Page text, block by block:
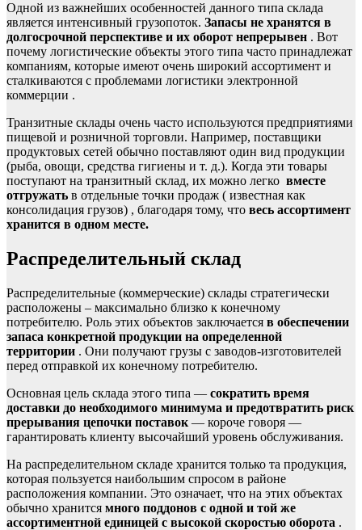
Одной из важнейших особенностей данного типа склада
является интенсивный грузопоток. Запасы не хранятся в
долгосрочной перспективе и их оборот непрерывен . Вот
почему логистические объекты этого типа часто принадлежат
компаниям, которые имеют очень широкий ассортимент и
сталкиваются с проблемами логистики электронной
коммерции .
Транзитные склады очень часто используются предприятиями
пищевой и розничной торговли. Например, поставщики
продуктовых сетей обычно поставляют один вид продукции
(рыба, овощи, средства гигиены и т. д.). Когда эти товары
поступают на транзитный склад, их можно легко вместе
отгружать в отдельные точки продаж ( известная как
консолидация грузов) , благодаря тому, что весь ассортимент
хранится в одном месте.
Распределительный склад
Распределительные (коммерческие) склады стратегически
расположены – максимально близко к конечному
потребителю. Роль этих объектов заключается в обеспечении
запаса конкретной продукции на определенной
территории . Они получают грузы с заводов-изготовителей
перед отправкой их конечному потребителю.
Основная цель склада этого типа — сократить время
доставки до необходимого минимума и предотвратить риск
прерывания цепочки поставок — короче говоря —
гарантировать клиенту высочайший уровень обслуживания.
На распределительном складе хранится только та продукция,
которая пользуется наибольшим спросом в районе
расположения компании. Это означает, что на этих объектах
обычно хранится много поддонов с одной и той же
ассортиментной единицей с высокой скоростью оборота .